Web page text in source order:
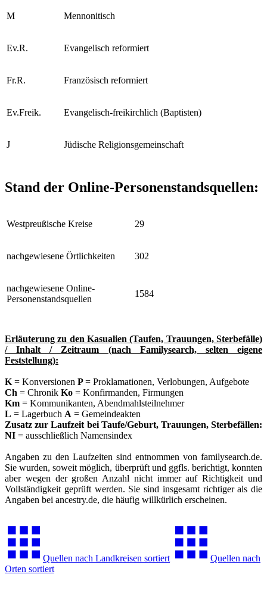
M Mennonitisch
Ev.R. Evangelisch reformiert
Fr.R. Französisch reformiert
Ev.Freik. Evangelisch-freikirchlich (Baptisten)
J Jüdische Religionsgemeinschaft
Stand der Online-Personenstandsquellen:
Westpreußische Kreise 29
nachgewiesene Örtlichkeiten 302
nachgewiesene Online-
Personenstandsquellen
1584
Erläuterung zu den Kasualien (Taufen, Trauungen, Sterbefälle)
/ Inhalt / Zeitraum (nach Familysearch, selten eigene
Feststellung):
K = Konversionen P= Proklamationen, Verlobungen, Aufgebote
Ch = Chronik Ko = Konfirmanden, Firmungen
Km = Kommunikanten, Abendmahlsteilnehmer
L = Lagerbuch A = Gemeindeakten
Zusatz zur Laufzeit bei Taufe/Geburt, Trauungen, Sterbefällen:
NI = ausschließlich Namensindex
Angaben zu den Laufzeiten sind entnommen von familysearch.de.
Sie wurden, soweit möglich, überprüft und ggfls. berichtigt, konnten
aber wegen der großen Anzahl nicht immer auf Richtigkeit und
Vollständigkeit geprüft werden. Sie sind insgesamt richtiger als die
Angaben bei ancestry.de, die häufig willkürlich erscheinen.
Quellen nach Landkreisen sortiert
Quellen nach
Orten sortiert